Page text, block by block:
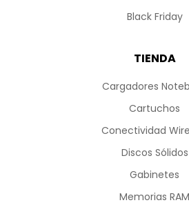
Black Friday
TIENDA
Cargadores
Cartuchos
Conectividad
Discos Sólidos
Gabinetes
Memorias RAM